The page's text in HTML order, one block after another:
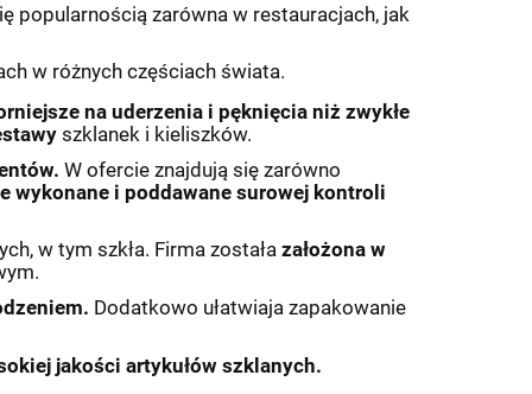
popularnością zarówna w restauracjach, jak
w różnych częściach świata.
na uderzenia i pęknięcia niż zwykłe
szklanek i kieliszków.
W ofercie znajdują się zarówno
wykonane i poddawane surowej kontroli
w tym szkła. Firma została założona w
Dodatkowo ułatwiaja zapakowanie
jakości artykułów szklanych.